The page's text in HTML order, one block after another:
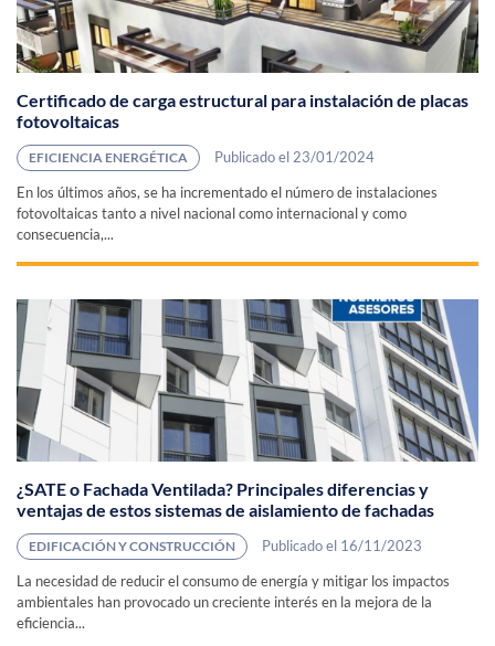
Certificado de carga estructural para instalación de placas
fotovoltaicas
EFICIENCIA ENERGÉTICA
Publicado el 23/01/2024
En los últimos años, se ha incrementado el número de instalaciones
fotovoltaicas tanto a nivel nacional como internacional y como
consecuencia,...
¿SATE o Fachada Ventilada? Principales diferencias y
ventajas de estos sistemas de aislamiento de fachadas
EDIFICACIÓN Y CONSTRUCCIÓN
Publicado el 16/11/2023
La necesidad de reducir el consumo de energía y mitigar los impactos
ambientales han provocado un creciente interés en la mejora de la
eficiencia...